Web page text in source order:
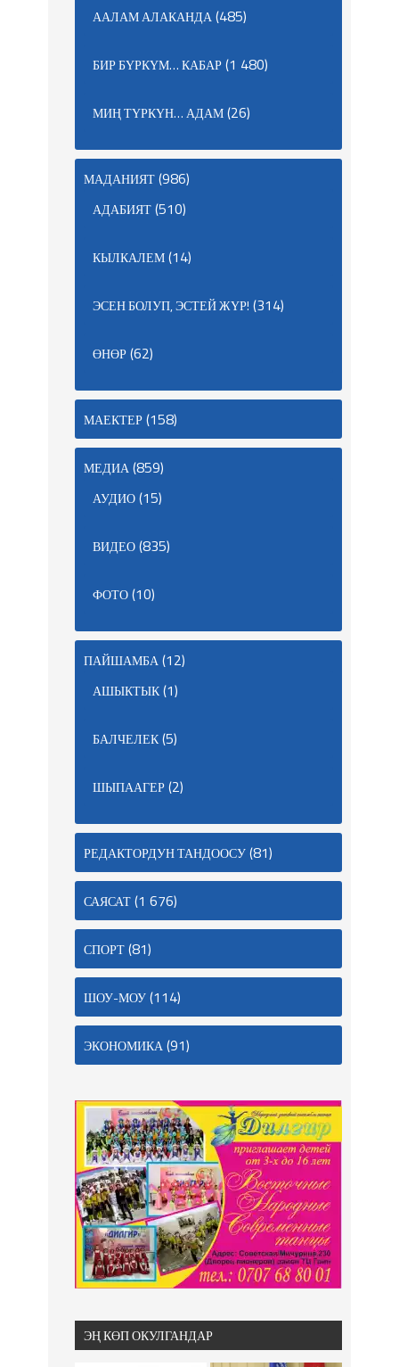
ААЛАМ АЛАКАНДА(485)
БИР БҮРКҮМ… КАБАР(1 480)
МИҢ ТҮРКҮН… АДАМ(26)
МАДАНИЯТ(986)
АДАБИЯТ(510)
КЫЛКАЛЕМ(14)
ЭСЕН БОЛУП, ЭСТЕЙ ЖҮР! (314)
ӨНӨР(62)
МАЕКТЕР(158)
МЕДИА(859)
АУДИО(15)
ВИДЕО(835)
ФОТО(10)
ПАЙШАМБА(12)
АШЫКТЫК(1)
БАЛЧЕЛЕК(5)
ШЫПААГЕР(2)
РЕДАКТОРДУН ТАНДООСУ(81)
САЯСАТ(1 676)
СПОРТ(81)
ШОУ-МОУ(114)
ЭКОНОМИКА(91)
ЭҢ КӨП ОКУЛГАНДАР